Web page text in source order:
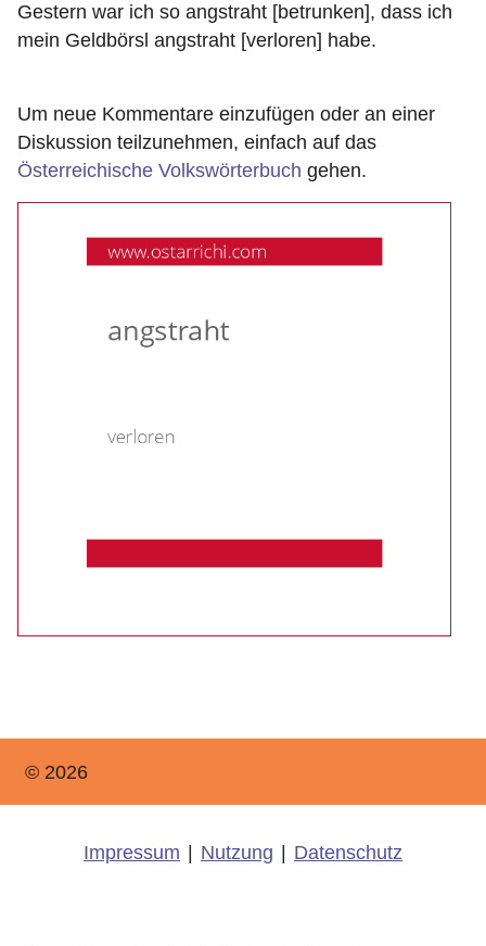
Gestern war ich so angstraht [betrunken], dass ich
mein Geldbörsl angstraht [verloren] habe.
Um neue Kommentare einzufügen oder an einer
Diskussion teilzunehmen, einfach auf das
Österreichische Volkswörterbuch gehen.
© 2026
Impressum Nutzung Datenschutz